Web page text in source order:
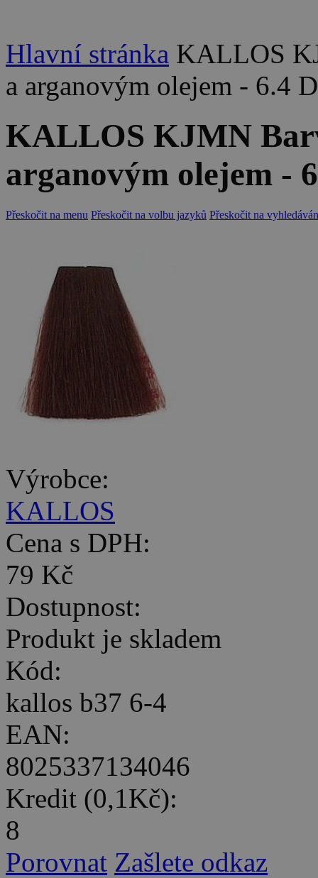
Hlavní stránka KALLOS
a arganovým olejem - 6.4
KALLOS KJMN
arganovým olejem -
Přeskočit na menu Přeskočit na volbu jazyků Přeskočit na
Výrobce:
KALLOS
Cena s DPH:
79 Kč
Dostupnost:
Produkt je skladem
Kód:
kallos b37 6-4
EAN:
8025337134046
Kredit (0,1Kč):
8
Porovnat Zašlete odkaz